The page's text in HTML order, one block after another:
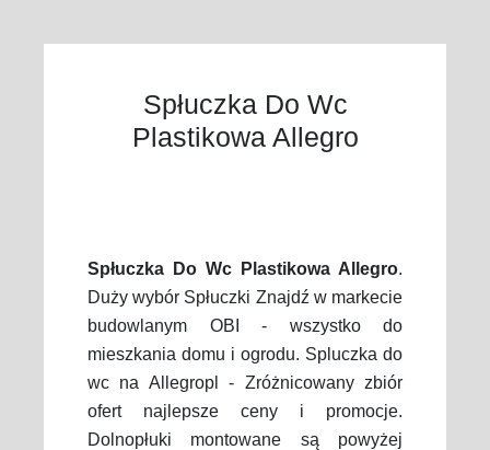
Spłuczka Do Wc
Plastikowa Allegro
Spłuczka Do Wc Plastikowa Allegro.
Duży wybór Spłuczki Znajdź w markecie
budowlanym OBI - wszystko do
mieszkania domu i ogrodu. Spluczka do
wc na Allegropl - Zróżnicowany zbiór
ofert najlepsze ceny i promocje.
Dolnopłuki montowane są powyżej